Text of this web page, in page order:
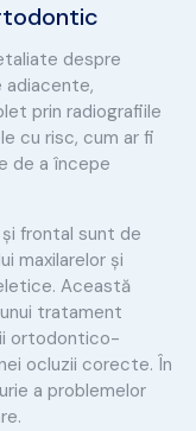
despre
adiacente,
prin radiografiile
cu risc, cum ar fi
de a începe
frontal sunt de
maxilarelor și
Această
tratament
ortodontico-
ocluzii corecte. În
a problemelor